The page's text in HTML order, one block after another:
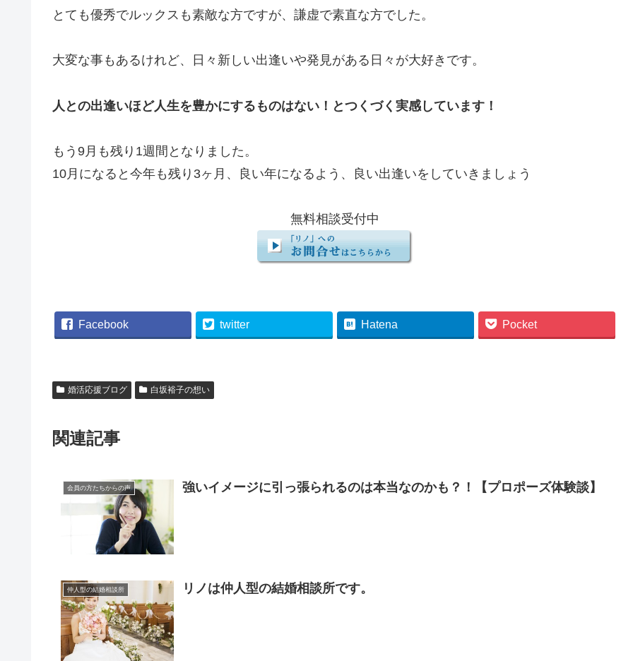
とても優秀でルックスも素敵な方ですが、謙虚で素直な方でした。
大変な事もあるけれど、日々新しい出逢いや発見がある日々が大好きです。
人との出逢いほど人生を豊かにするものはない！とつくづく実感しています！
もう9月も残り1週間となりました。
10月になると今年も残り3ヶ月、良い年になるよう、良い出逢いをしていきましょう
無料相談受付中
Facebook twitter Hatena Pocket
婚活応援ブログ 白坂裕子の想い
関連記事
会員の方たちからの声 強いイメージに引っ張られるのは本当なのかも？！【プロポーズ体験談】
仲人型の結婚相談所 リノは仲人型の結婚相談所です。